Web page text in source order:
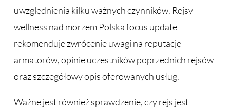
uwzględnienia kilku ważnych czynników. Rejsy
wellness nad morzem Polska focus update
rekomenduje zwrócenie uwagi na reputację
armatorów, opinie uczestników poprzednich rejsów
oraz szczegółowy opis oferowanych usług.
Ważne jest również sprawdzenie, czy rejs jest